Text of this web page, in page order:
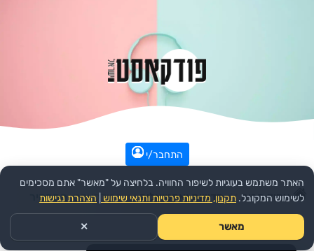
התחבר/י
עמוד הבית >>חדשות ואקטואליה >>הפודקאסט: התחקיר
האתר משתמש בעוגיות לשיפור החוויה. בלחיצה על "מאשר" אתם מסכימים
לשימוש המקובל. תקנון, מדיניות פרטיות ותנאי שימוש הצהרת נגישות
מאשר ✕